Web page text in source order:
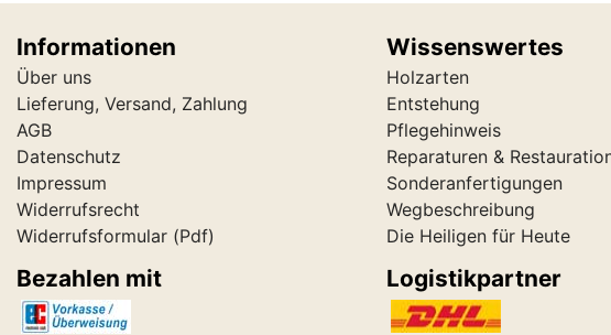
Informationen
Über uns
Lieferung, Versand, Zahlung
AGB
Datenschutz
Impressum
Widerrufsrecht
Widerrufsformular (Pdf)
Bezahlen mit
Wissenswertes
Holzarten
Entstehung
Pflegehinweis
Reparaturen &
Sonderanfertigungen
Wegbeschreibung
Die Heiligen für Heute
Logistikpartner